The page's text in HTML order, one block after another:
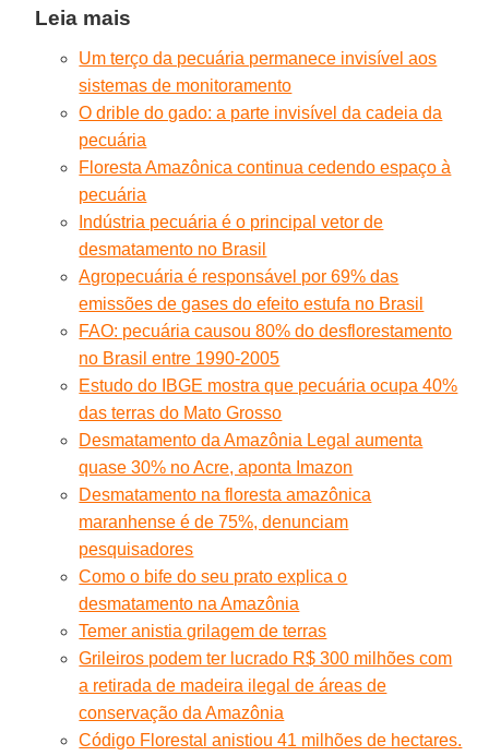
Leia mais
Um terço da pecuária permanece invisível aos
sistemas de monitoramento
O drible do gado: a parte invisível da cadeia da
pecuária
Floresta Amazônica continua cedendo espaço à
pecuária
Indústria pecuária é o principal vetor de
desmatamento no Brasil
Agropecuária é responsável por 69% das
emissões de gases do efeito estufa no Brasil
FAO: pecuária causou 80% do desflorestamento
no Brasil entre 1990-2005
Estudo do IBGE mostra que pecuária ocupa 40%
das terras do Mato Grosso
Desmatamento da Amazônia Legal aumenta
quase 30% no Acre, aponta Imazon
Desmatamento na floresta amazônica
maranhense é de 75%, denunciam
pesquisadores
Como o bife do seu prato explica o
desmatamento na Amazônia
Temer anistia grilagem de terras
Grileiros podem ter lucrado R$ 300 milhões com
a retirada de madeira ilegal de áreas de
conservação da Amazônia
Código Florestal anistiou 41 milhões de hectares.